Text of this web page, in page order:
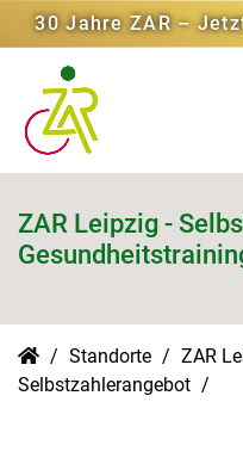
30 Jahre ZAR –
ZAR Leipzig -
Standorte ZAR
Selbstzahlerangebot